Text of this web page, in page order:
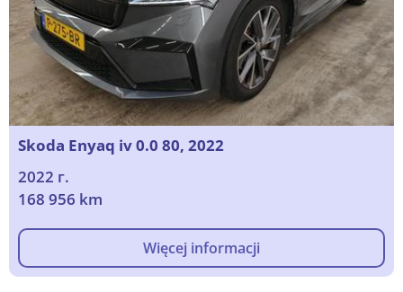
Skoda Enyaq iv 0.0 80, 2022
2022 г.
168 956 km
Więcej informacji